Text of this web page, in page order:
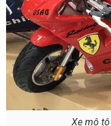
Xe mô